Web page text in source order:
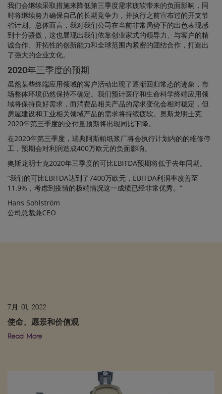
我们会继续采取措施来降低第三季度需求疲软带来的负面影响，同
时将继续努力确保自己的长期竞争力，并执行之前宣布过的开支节
省计划。总体而言，我对我们公司在当前非常局势下的出色表现感
到十分骄傲，这也展现出我们依靠创业家式的领导力、与客户的精
诚合作、开拓性的创新能力和全球范围内紧密的团结合作，打造出
了强大的企业文化。
2020年三季度的预期
虽然某些终端应用领域的客户活动出现了逐渐回归常态的迹象，市
场整体环境仍然保持不确定。我们预计医疗和生命科学终端应用领
域将保持良好需求，而消费品相关产品的需求变化会相对稳定，但
房屋建设和工业相关领域产品的需求将持续疲软。奥斯龙明士克
2020年第三季度的交付量预期将出现同比下降。
在2020年第三季度，瑞典阿斯帕纸浆厂将会执行计划内的的维修停
工，预期会对利润造成400万欧元的负面影响。
奥斯龙明士克2020年三季度的可比EBITDA预期将低于去年同期。
“我们的可比EBITDA达到了7400万欧元，EBITDA利润率改善至
11.9%，考虑到疫情的极端情况这一成绩已经非常优秀。”
Hans Sohlström
公司总裁兼CEO
7月 01, 2022
使命、愿景和价值观
Read More